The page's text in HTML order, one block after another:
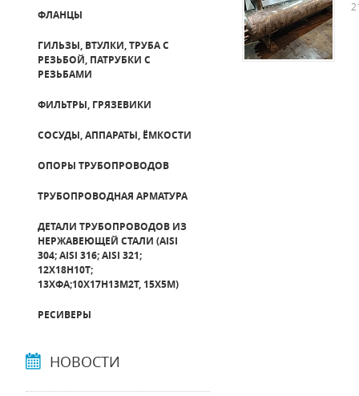
ФЛАНЦЫ
ГИЛЬЗЫ, ВТУЛКИ, ТРУБА С
РЕЗЬБОЙ, ПАТРУБКИ С
РЕЗЬБАМИ
ФИЛЬТРЫ, ГРЯЗЕВИКИ
СОСУДЫ, АППАРАТЫ, ЁМКОСТИ
ОПОРЫ ТРУБОПРОВОДОВ
ТРУБОПРОВОДНАЯ АРМАТУРА
ДЕТАЛИ ТРУБОПРОВОДОВ ИЗ
НЕРЖАВЕЮЩЕЙ СТАЛИ (AISI
304; AISI 316; AISI 321;
12Х18Н10Т;
13ХФА;10Х17Н13М2Т, 15Х5М)
РЕСИВЕРЫ
НОВОСТИ